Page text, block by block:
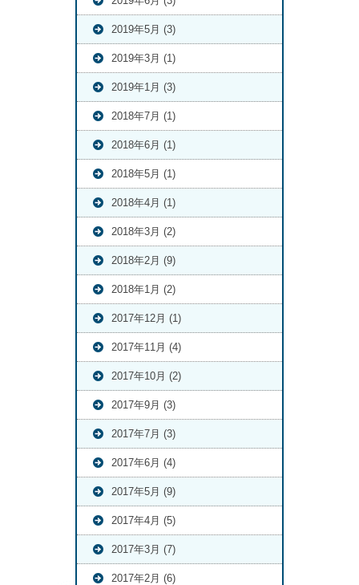
2019年5月 (3)
2019年3月 (1)
2019年1月 (3)
2018年7月 (1)
2018年6月 (1)
2018年5月 (1)
2018年4月 (1)
2018年3月 (2)
2018年2月 (9)
2018年1月 (2)
2017年12月 (1)
2017年11月 (4)
2017年10月 (2)
2017年9月 (3)
2017年7月 (3)
2017年6月 (4)
2017年5月 (9)
2017年4月 (5)
2017年3月 (7)
2017年2月 (6)